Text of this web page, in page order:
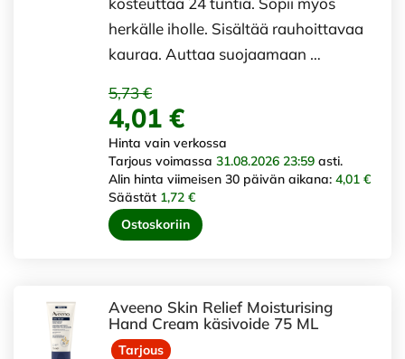
herkälle iholle. Sisältää rauhoittavaa
kauraa. Auttaa suojaamaan …
5,73 €
4,01 €
Hinta vain verkossa
Tarjous voimassa 31.08.2026 23:59 asti.
Alin hinta viimeisen 30 päivän aikana: 4,01 €
Säästät 1,72 €
Ostoskoriin
Aveeno Skin Relief Moisturising
Hand Cream käsivoide 75 ML
Tarjous